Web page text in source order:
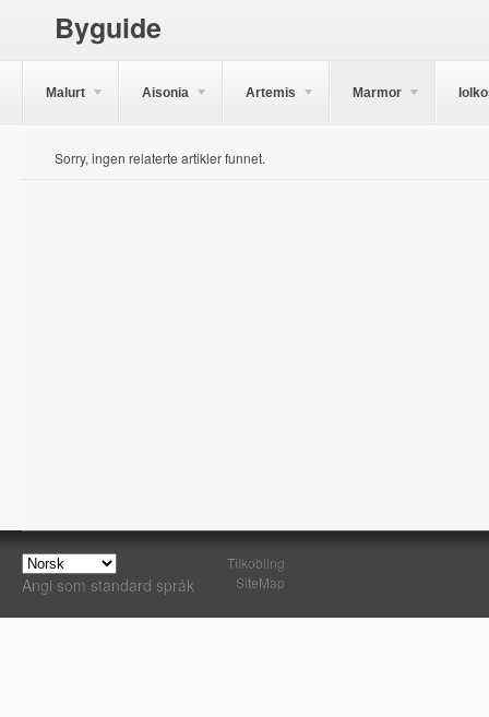
Byguide
Malurt Aisonia Artemis Marmor
Sorry, ingen relaterte artikler funnet.
Angi som standard språk
Tilkobling
SiteMap